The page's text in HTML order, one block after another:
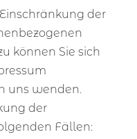
der
können Sie sich
uns wenden.
der
Fällen: